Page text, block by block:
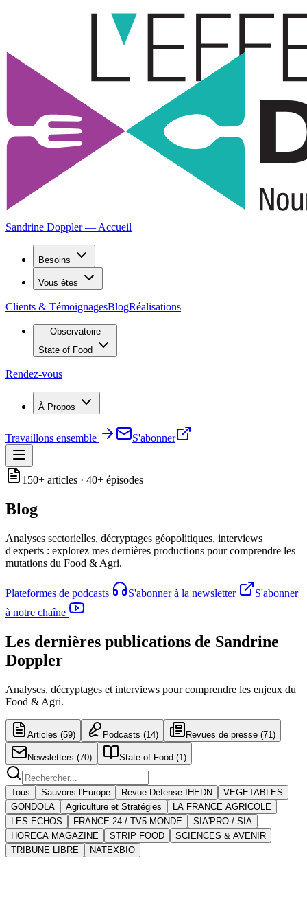
Sandrine Doppler — Accueil
Besoins
Vous êtes
Clients & TémoignagesBlogRéalisations
Observatoire
State of Food
Rendez-vous
À Propos
Travaillons ensemble S'abonner
150+ articles · 40+ épisodes
Blog
Analyses sectorielles, décryptages géopolitiques, interviews
d'experts : explorez mes dernières productions pour comprendre les
mutations du Food & Agri.
Plateformes de podcasts S'abonner à la newsletter
S'abonner
à notre chaîne
Les dernières publications de Sandrine
Doppler
Analyses, décryptages et interviews pour comprendre les enjeux du
Food & Agri.
Articles (59) Podcasts (14) Revues de presse (71)
Newsletters (70) State of Food (1)
Tous Sauvons l'Europe Revue Défense IHEDN
VEGETABLES
GONDOLA
Agriculture et Stratégies
LA FRANCE AGRICOLE
LES ECHOS
FRANCE 24 / TV5 MONDE
SIA'PRO / SIA
HORECA MAGAZINE
STRIP FOOD
SCIENCES & AVENIR
TRIBUNE LIBRE
NATEXBIO